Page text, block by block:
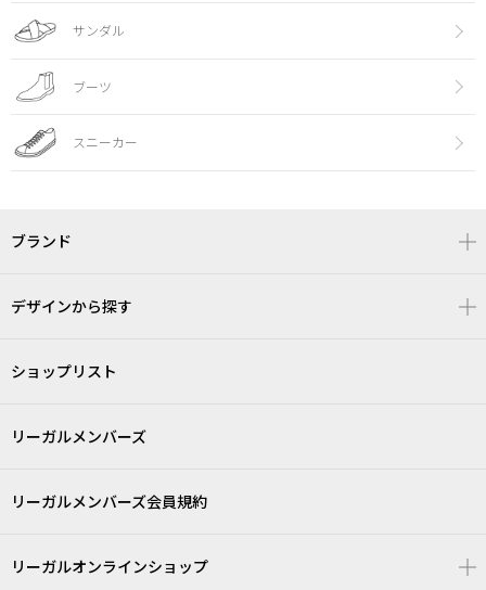
サンダル
ブーツ
スニーカー
ブランド
デザインから探す
ショップリスト
リーガルメンバーズ
リーガルメンバーズ会員規約
リーガルオンラインショップ